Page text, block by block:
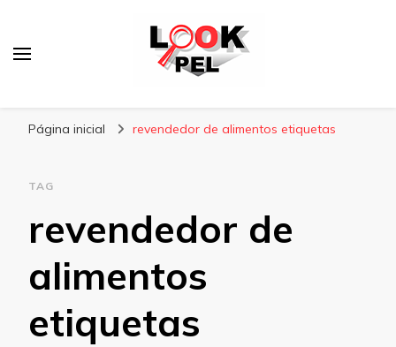
Página inicial revendedor de alimentos etiquetas
TAG
revendedor de
alimentos
etiquetas